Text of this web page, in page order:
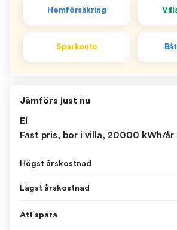
Hemförsäkring
Sparkonto
Jämförs just nu
El
Fast pris, bor i villa, 20000 kWh/år
Högst årskostnad
Lägst årskostnad
Att spara